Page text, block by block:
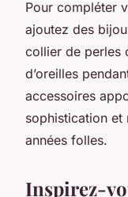
Pour compléter
ajoutez des
collier de perles
d’oreilles
accessoires
sophistication et
années folles.
Inspirez-